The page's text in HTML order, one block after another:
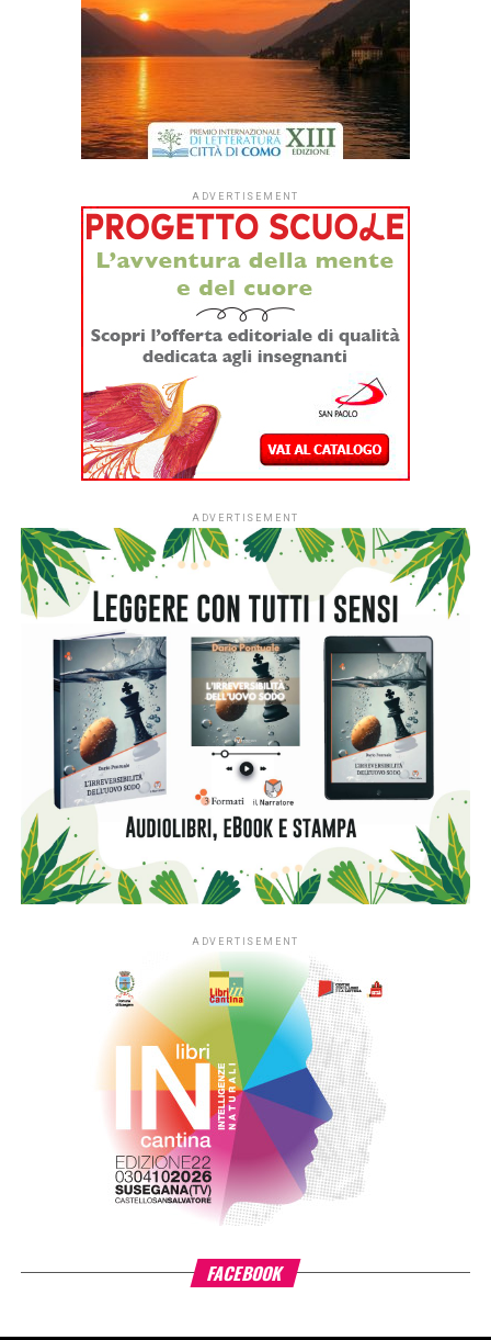
Dopo quattro anni di sperimentazione, #ioleggoperché
apre per la prima volta le iscrizioni a tutti gli asili nido
1° settembrele strutture educative per la
fascia 0-3 anni di tutto il Paese potranno aderire
all’iniziativa sociale dell’Associazione Italiana Editori (AIE)
a favore delle biblioteche scolastiche e partecipare alla
campagna nazionale di donazione di libri in programma dal
7 al 15 novembre 2026.
L’ingresso di tutti i nidi italiani segna una nuova fase per
#ioleggoperché che, dopo dieci anni al fianco delle
scuole, amplia il proprio raggio d’azione includendo anche i
servizi educativi per la primissima infanzia.
L’apertura nazionale è resa possibile grazie alsostegno
di Fondazione Cariplo, che dal 2022 ha accompagnato lo
sviluppo di #ioleggoperchéLAB-NIDI, il progetto
sperimentale dedicato ai nidi realizzato in Lombardia e
nelle province di Novara e Verbano-Cusio-Ossola,
territorio di riferimento della Fondazione. In quattro anni la
sperimentazione ha coinvolto fino a 350 asili nido situati
nei contesti più fragili di queste aree, contribuendo ad
libri nella quotidianità educativa. L’estensione del progetto
si inserisce nella cornice della sfida di mandato Anita –
L’infanzia prima di Fondazione Cariplo, che sostiene il
benessere dei bambini e delle bambine tra 0 e 6 anni, con
particolare attenzione alle situazioni di povertà e fragilità
sociale ed economica, promuovendo percorsi di crescita
individuale e lo sviluppo delle comunità educanti.
«L’estensione di #ioleggoperché a tutti gli asili nido
Giovanni Azzone, presidente Fondazione
–. L’esperienza ci ha confermato quanto la lettura